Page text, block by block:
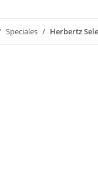
Speciales Herbertz